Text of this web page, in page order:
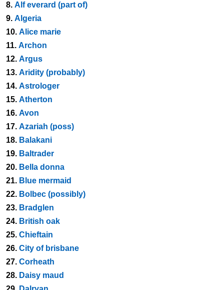
8. Alf everard (part of)
9. Algeria
10. Alice marie
11. Archon
12. Argus
13. Aridity (probably)
14. Astrologer
15. Atherton
16. Avon
17. Azariah (poss)
18. Balakani
19. Baltrader
20. Bella donna
21. Blue mermaid
22. Bolbec (possibly)
23. Bradglen
24. British oak
25. Chieftain
26. City of brisbane
27. Corheath
28. Daisy maud